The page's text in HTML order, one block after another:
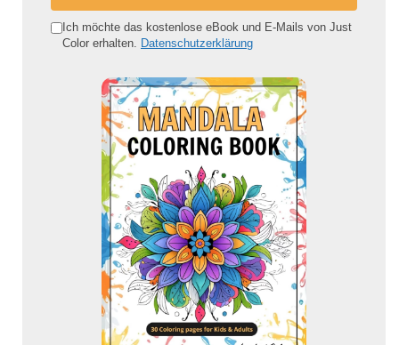
e Ich möchte das kostenlose eBook und E-Mails von Just
Color erhalten. Datenschutzerklärung